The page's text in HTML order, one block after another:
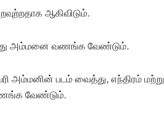
ஆகிவிடும்.
அம்மனை வணங்க வேண்டும்.
அம்மனின் படம் வைத்து, எந்திரம்
வேண்டும்.